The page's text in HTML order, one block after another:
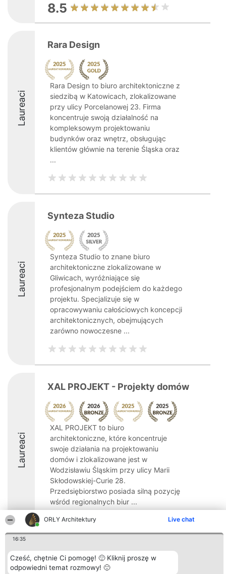
ORŁY Architektury Live chat
16:35
Cześć, chętnie Ci pomogę! 🙂 Kliknij proszę w
odpowiedni temat rozmowy! 🙂
8.5
Laureaci
Rara Design
Rara Design to biuro architektoniczne z
siedzibą w Katowicach, zlokalizowane
przy ulicy Porcelanowej 23. Firma
koncentruje swoją działalność na
kompleksowym projektowaniu
budynków oraz wnętrz, obsługując
klientów głównie na terenie Śląska oraz
...
Laureaci
Synteza Studio
Synteza Studio to znane biuro
architektoniczne zlokalizowane w
Gliwicach, wyróżniające się
profesjonalnym podejściem do każdego
projektu. Specjalizuje się w
opracowywaniu całościowych koncepcji
architektonicznych, obejmujących
zarówno nowoczesne ...
Laureaci
XAL PROJEKT - Projekty domów
XAL PROJEKT to biuro
architektoniczne, które koncentruje
swoje działania na projektowaniu
domów i zlokalizowane jest w
Wodzisławiu Śląskim przy ulicy Marii
Skłodowskiej-Curie 28.
Przedsiębiorstwo posiada silną pozycję
wśród regionalnych biur ...
8.5
Organizator plebiscytu
Bright Side Solutions sp. z o.
o. sp. k.
Plebiscyt
Laureaci
Lista
Kontakt